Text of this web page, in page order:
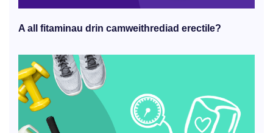
A all fitaminau drin camweithrediad erectile?